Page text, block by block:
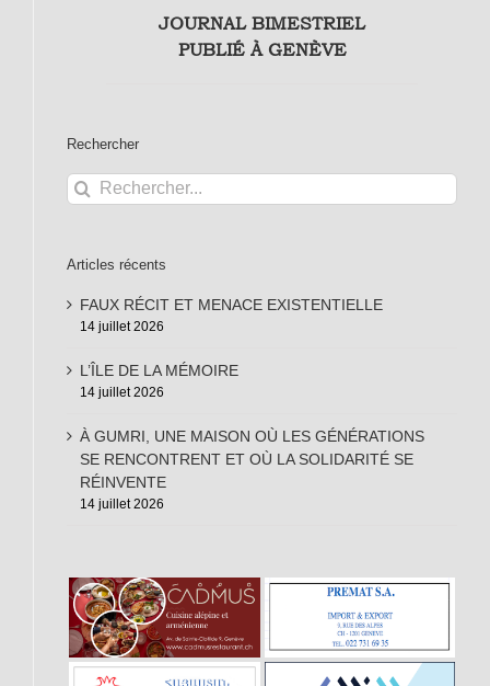
JOURNAL BIMESTRIEL
PUBLIÉ À GENÈVE
Rechercher
Rechercher:
Articles récents
FAUX RÉCIT ET MENACE EXISTENTIELLE
14 juillet 2026
L’ÎLE DE LA MÉMOIRE
14 juillet 2026
À GUMRI, UNE MAISON OÙ LES GÉNÉRATIONS
SE RENCONTRENT ET OÙ LA SOLIDARITÉ SE
RÉINVENTE
14 juillet 2026